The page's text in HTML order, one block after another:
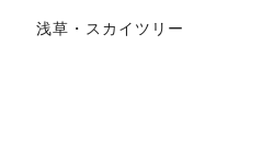
浅草・スカイツリー